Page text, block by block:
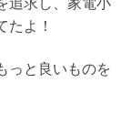
追求し、家電小
たよ！
っと良いものを